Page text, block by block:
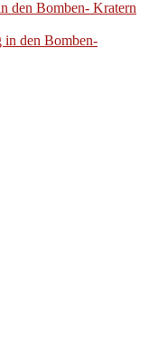
den Bomben- Kratern
in den Bomben-